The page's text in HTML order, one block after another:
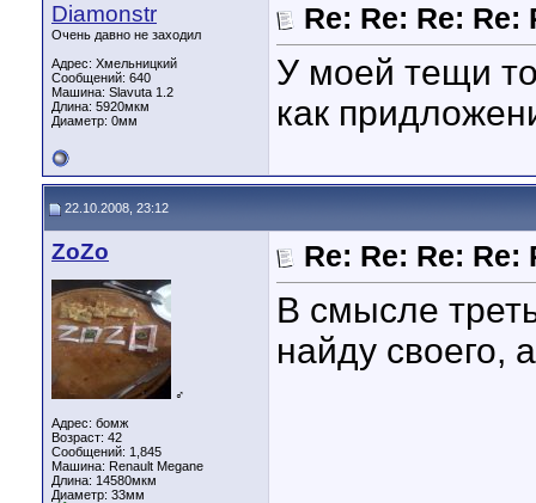
Diamonstr
Очень давно не заходил
Адрес: Хмельницкий
Сообщений: 640
Машина: Slavuta 1.2
Длина: 5920мкм
Диаметр: 0мм
Re: Re: Re:
У моей тещи
как
22.10.2008, 23:12
ZoZo
♂
Адрес: бомж
Возраст: 42
Сообщений: 1,845
Машина: Renault Megane
Длина: 14580мкм
Диаметр: 33мм
Re: Re: Re:
В смысле
найду своего,